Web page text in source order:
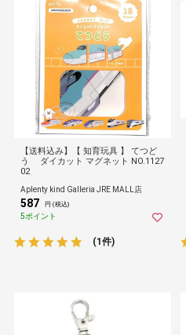
【送料込み】【 知育玩具 】 てつど
う ダイカット マグネット NO.1127
02
Aplenty kind Galleria JRE MALL店
587 円 (税込)
5ポイント
(1件)